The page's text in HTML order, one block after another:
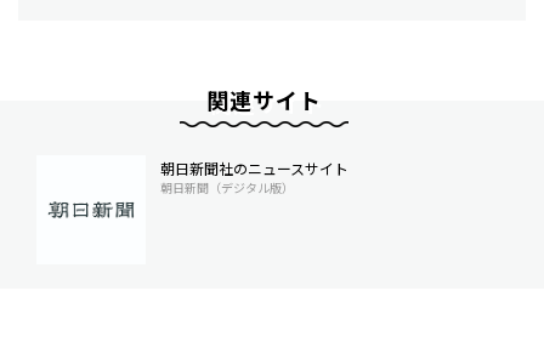
関連サイト
朝日新聞社のニュースサイト
朝日新聞（デジタル版）